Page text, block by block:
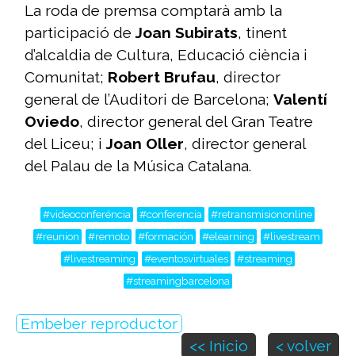
La roda de premsa comptarà amb la
participació deJoan Subirats, tinent
d’alcaldia de Cultura, Educació ciència i
Comunitat; Robert Brufau, director
general de l’Auditori de Barcelona;Valentí
Oviedo, director general del Gran Teatre
del Liceu; iJoan Oller, director general
del Palau de la Música Catalana.
#videoconferéncia #conferencia
#retransmisiononline
#reunion
#remoto #formación #elearning
#livestream
#livestreaming
#eventosvirtuales
#streaming
#streamingbarcelona
Embeber reproductor
<< Inicio
< volver